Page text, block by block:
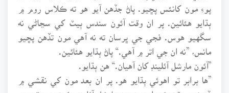
پوءِ مون کانئس پڇيو. پاڻ جڏهن آيو هو ته ڪلاس روم ۾
ٻڌايو هئائين. پر ان وقت آئون سندس ٻيٽ کي سڃاڻي نه
سگهيو هوس. فجي جي ڀرسان ته نه آهي مون تڏهن پڇيو
مانس، ”نه ان جي اتر ۾ آهي.“ پاڻ ٻڌايو هئائين.
”آئون مارشل آئلينڊ کان آهيان.“ هن ٻڌايو.
”ها برابر تو اهوئي ٻڌايو هو. پر ان بعد مون کي نقشي ۾
ڏسڻ ۾ وقت نه مليو. هونءَ مارشل آئلينڊ ڪيترن ٻيٽن جو